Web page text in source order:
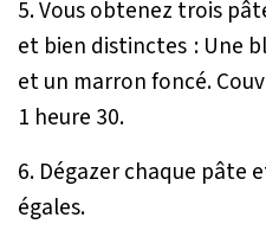
5. Vous obtenez trois
et bien distinctes : Une
et un marron foncé.
1 heure 30.
6. Dégazer chaque pâte
égales.